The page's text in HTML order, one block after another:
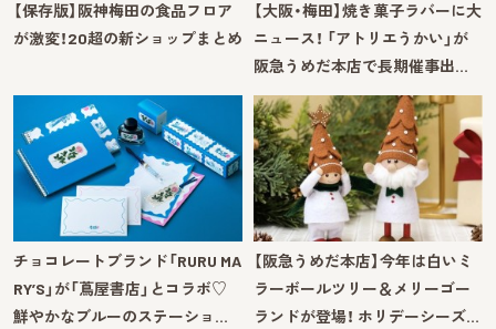
【保存版】阪神梅田の食品フロア
が激変！20超の新ショップまとめ
【大阪・梅田】焼き菓子ラバーに大
ニュース！ 「アトリエうかい」が
阪急うめだ本店で長期催事出…
チョコレートブランド「RURU MA
RY’S」が「蔦屋書店」とコラボ♡
鮮やかなブルーのステーショ…
【阪急うめだ本店】今年は白いミ
ラーボールツリー＆メリーゴー
ランドが登場！ ホリデーシーズ…